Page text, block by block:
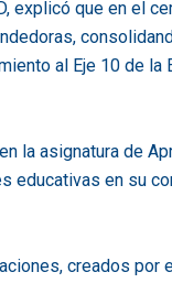
explicó que en el
al Eje 10 de la
asignatura de
educativas en su
creados por